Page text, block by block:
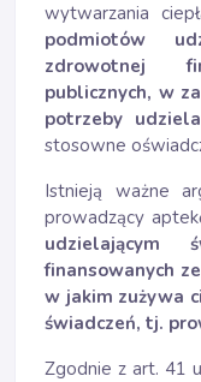
wytwarzania
podmiotów
zdrowotnej
publicznych, w
potrzeby
stosowne
Istnieją ważne
prowadzący
udzielającym
finansowanych
w jakim zużywa
świadczeń, tj.
Zgodnie z art. 41